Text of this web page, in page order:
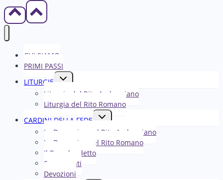
CHI SIAMO
PRIMI PASSI
LITURGIE
Alterna
figlio
Liturgia del Rito Ambrosiano
Liturgia del Rito Romano
CARDINI DELLA FEDE
Alterna
figlio
La Domenica nel R​​​​​​ito Ambrosiano
La Domenica nel Rito Romano
Il Papa ha detto
Sacramenti
Devozioni